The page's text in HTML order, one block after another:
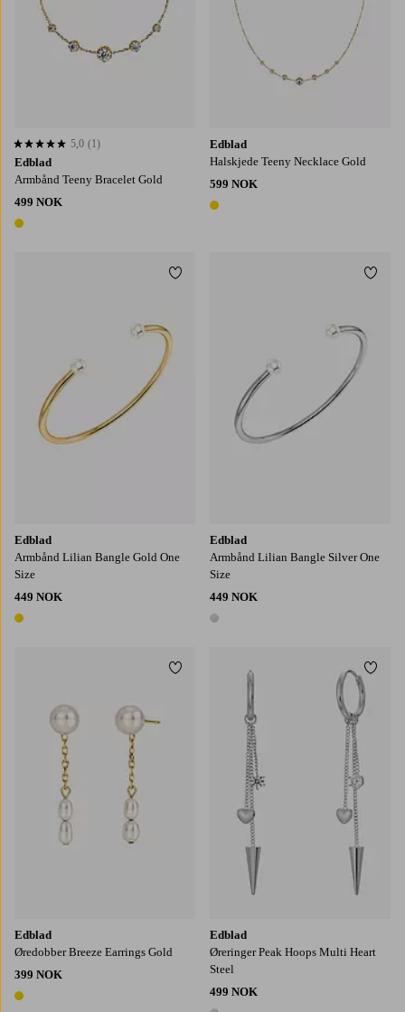
Edblad
Armbånd Teeny Bracelet Gold
499 NOK
1 farge
5,0 basert på 1 karaktergivninger
5,0 (1)
Edblad
Halskjede Teeny Necklace Gold
599 NOK
1 farge
Edblad
Armbånd Lilian Bangle Gold One
Size
449 NOK
1 farge
Legg til favoritter
Edblad
Armbånd Lilian Bangle Silver One
Size
449 NOK
1 farge
Edblad
Øredobber Breeze Earrings Gold
399 NOK
1 farge
Legg til favoritter
Edblad
Øreringer Peak Hoops Multi Heart
Steel
499 NOK